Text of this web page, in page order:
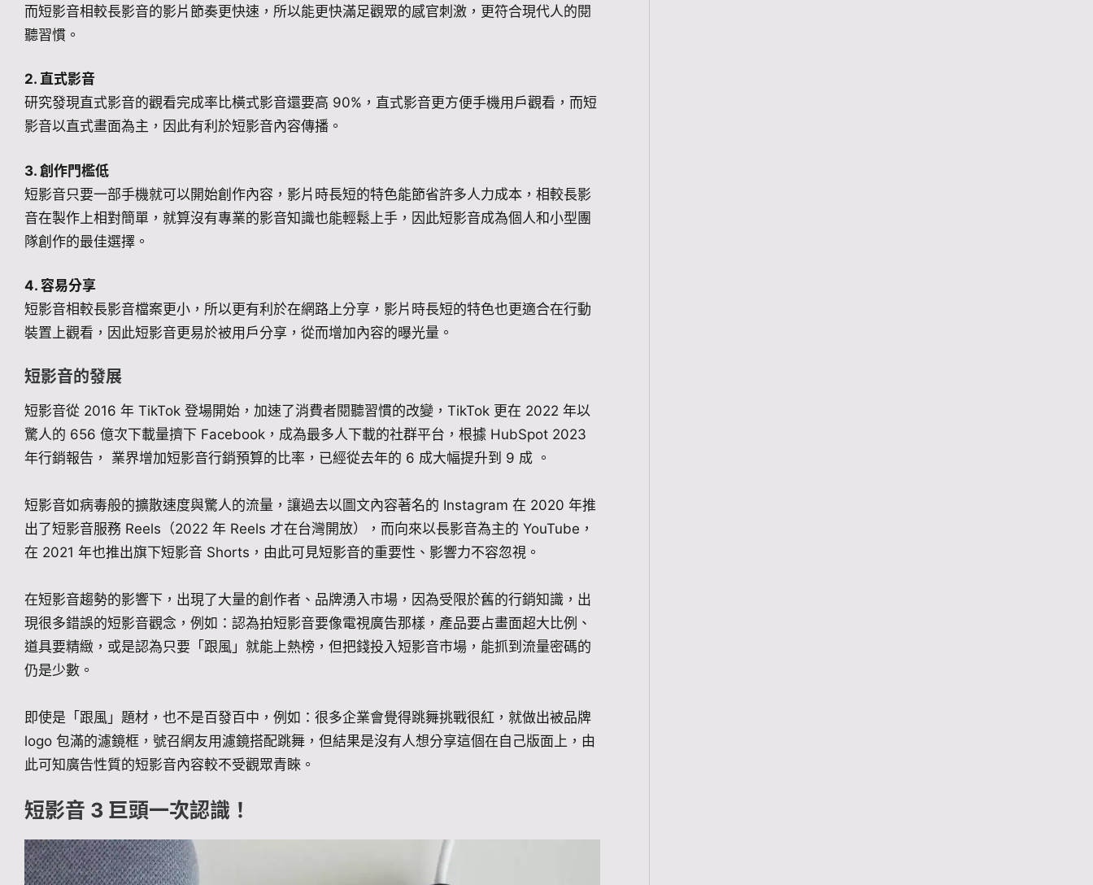
而短影音相較長影音的影片節奏更快速，所以能更快滿足觀眾的感官刺激，更符合現代人的閱
聽習慣。
2. 直式影音
研究發現直式影音的觀看完成率比橫式影音還要高 90%，直式影音更方便手機用戶觀看，而短
影音以直式畫面為主，因此有利於短影音內容傳播。
3. 創作門檻低
短影音只要一部手機就可以開始創作內容，影片時長短的特色能節省許多人力成本，相較長影
音在製作上相對簡單，就算沒有專業的影音知識也能輕鬆上手，因此短影音成為個人和小型團
隊創作的最佳選擇。
4. 容易分享
短影音相較長影音檔案更小，所以更有利於在網路上分享，影片時長短的特色也更適合在行動
裝置上觀看，因此短影音更易於被用戶分享，從而增加內容的曝光量。
短影音的發展
短影音從 2016 年 TikTok 登場開始，加速了消費者閱聽習慣的改變，TikTok 更在 2022 年以
驚人的 656 億次下載量擠下 Facebook，成為最多人下載的社群平台，根據 HubSpot 2023
年行銷報告， 業界增加短影音行銷預算的比率，已經從去年的 6 成大幅提升到 9 成 。
短影音如病毒般的擴散速度與驚人的流量，讓過去以圖文內容著名的 Instagram 在 2020 年推
出了短影音服務 Reels（2022 年 Reels 才在台灣開放），而向來以長影音為主的 YouTube，
在 2021 年也推出旗下短影音 Shorts，由此可見短影音的重要性、影響力不容忽視。
在短影音趨勢的影響下，出現了大量的創作者、品牌湧入市場，因為受限於舊的行銷知識，出
現很多錯誤的短影音觀念，例如：認為拍短影音要像電視廣告那樣，產品要占畫面超大比例、
道具要精緻，或是認為只要「跟風」就能上熱榜，但把錢投入短影音市場，能抓到流量密碼的
仍是少數。
即使是「跟風」題材，也不是百發百中，例如：很多企業會覺得跳舞挑戰很紅，就做出被品牌
logo 包滿的濾鏡框，號召網友用濾鏡搭配跳舞，但結果是沒有人想分享這個在自己版面上，由
此可知廣告性質的短影音內容較不受觀眾青睞。
短影音 3 巨頭一次認識！